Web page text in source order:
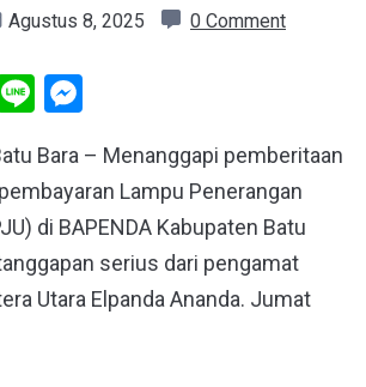
Agustus 8, 2025 0 Comment
Line
Bara – Menanggapi pemberitaan
Lampu Penerangan
di BAPENDA Kabupaten Batu
serius dari pengamat
Utara Elpanda Ananda. Jumat